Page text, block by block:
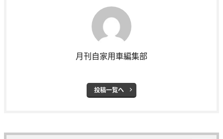
月刊自家用車編集部
投稿一覧へ